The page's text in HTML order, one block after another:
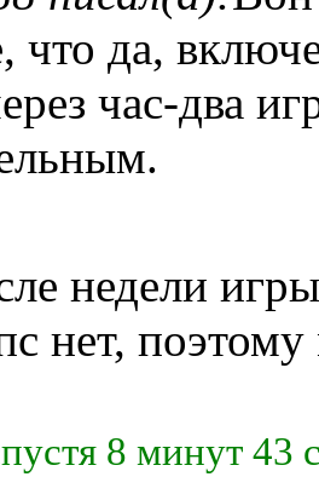
что да,
час-два
недели
нет,
8 минут 43